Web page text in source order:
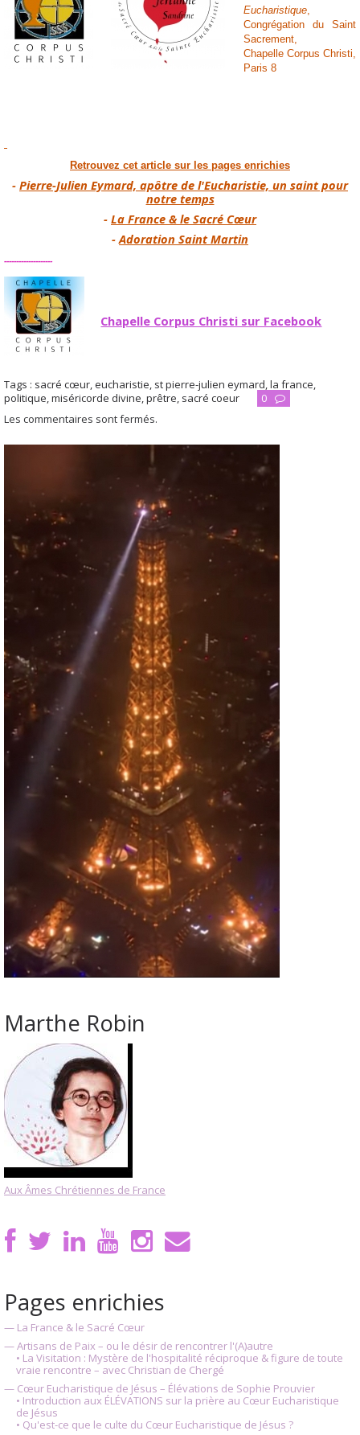
Marthe Robin
Aux Âmes Chrétiennes de France
Pages enrichies
— La France & le Sacré Cœur
— Artisans de Paix – ou le désir de rencontrer l'(A)autre
• La Visitation : Mystère de l'hospitalité réciproque & figure de toute
vraie rencontre – avec Christian de Chergé
— Cœur Eucharistique de Jésus – Élévations de Sophie Prouvier
• Introduction aux ÉLÉVATIONS sur la prière au Cœur Eucharistique
de Jésus
• Qu'est-ce que le culte du Cœur Eucharistique de Jésus ?
Eucharistique,
Congrégation du Saint
Sacrement,
Chapelle Corpus Christi,
Paris 8
Retrouvez cet article sur les pages enrichies
- Pierre-Julien Eymard, apôtre de l'Eucharistie, un saint pour
notre temps
- La France & le Sacré Cœur
-Adoration Saint Martin
--------------------
Chapelle Corpus Christi sur Facebook
Tags : sacré cœur,eucharistie, st pierre-julien eymard,la france,
politique,miséricorde divine,prêtre, sacré coeur
0
Les commentaires sont fermés.